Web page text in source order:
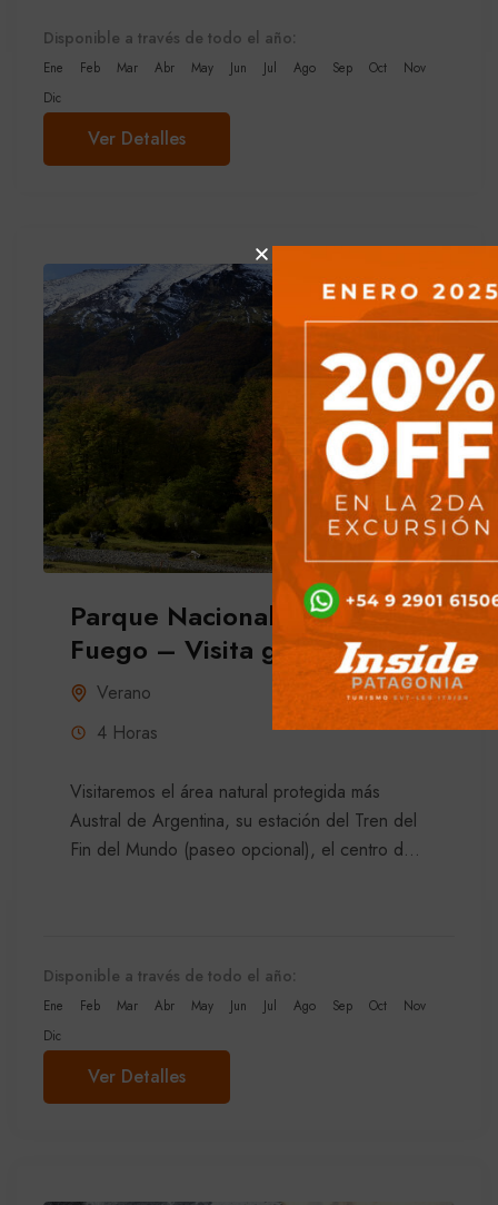
Disponible a través de todo el año:
Ene Feb Mar Abr May Jun Jul Ago Sep Oct
Nov
Dic
Ver Detalles
Parque Nacional Tierra del
Fuego – Visita guiada
Verano
4 Horas
Visitaremos el área natural protegida más
Austral de Argentina, su estación del Tren del
Fin del Mundo (paseo opcional), el centro de
Disponible a través de todo el año:
Ene Feb Mar Abr May Jun Jul Ago Sep Oct
Nov
Dic
Ver Detalles